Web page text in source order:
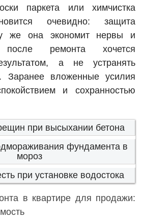
паркета или химчистка
очевидно: защита
же она экономит нервы и
ремонта хочется
а не устранять
Заранее вложенные усилия
и сохранностью
при высыхании бетона
фундамента в
мороз
при установке водостока
в квартире для продажи: